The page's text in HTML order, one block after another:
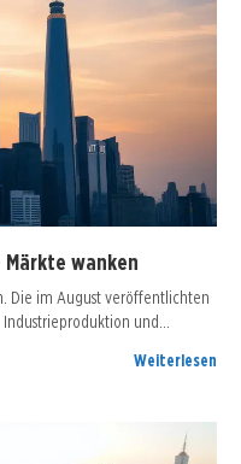
wanken
Die im August veröffentlichten
und…
Weiterlesen